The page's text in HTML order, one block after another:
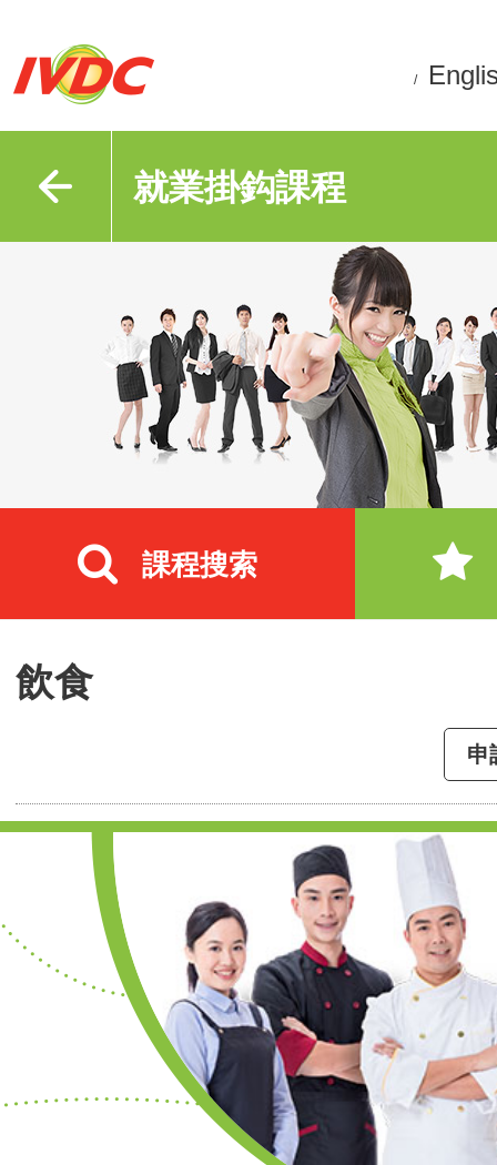
/
就業掛鈎課程
課程搜索
飲食
申